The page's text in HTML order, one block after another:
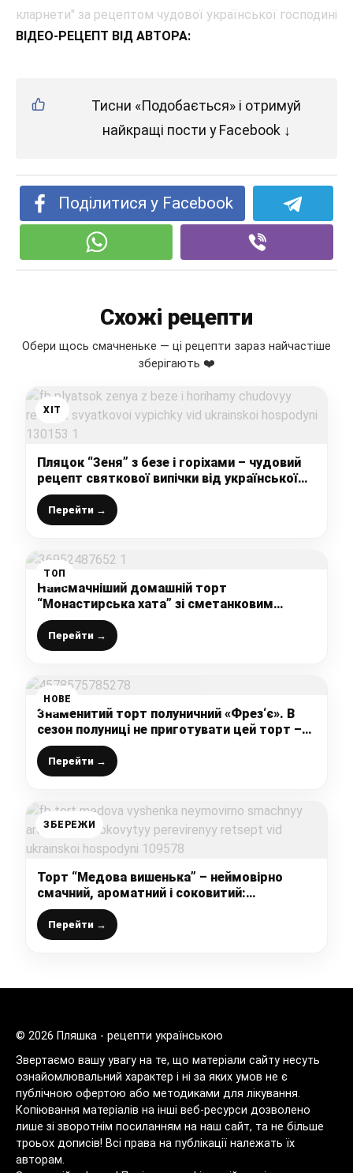
ВІДЕО-РЕЦЕПТ ВІД АВТОРА:
Тисни «Подобається» і отримуй
найкращі пости у Facebook ↓
Поділитися у Facebook
Схожі рецепти
Обери щось смачненьке — ці рецепти зараз найчастіше
зберігають ❤️
ХІТ
Пляцок “Зеня” з безе і горіхами – чудовий
рецепт святкової випічки від української
господині!
Перейти →
ТОП
Найсмачніший домашній торт
“Монастирська хата” зі сметанковим
кремом і начинкою з вишень і чорної
смородини
Перейти →
НОВЕ
Знаменитий торт полуничний «Фрез‘є». В
сезон полуниці не приготувати цей торт –
просто злочин! Ловіть рецепт
Перейти →
ЗБЕРЕЖИ
Торт “Медова вишенька” – неймовірно
смачний, ароматний і соковитий:
перевірений рецепт від української
господині
Перейти →
© 2026 Пляшка - рецепти українською
Звертаємо вашу увагу на те, що матеріали сайту несуть
ознайомлювальний характер і ні за яких умов не є
публічною офертою або методиками для лікування.
Копіювання матеріалів на інші веб-ресурси дозволено
лише зі зворотнім посиланням на наш сайт, та не більше
троьох дописів! Всі права на публікації належать їх
авторам.